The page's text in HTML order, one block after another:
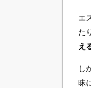
エ
た
え
し
昧